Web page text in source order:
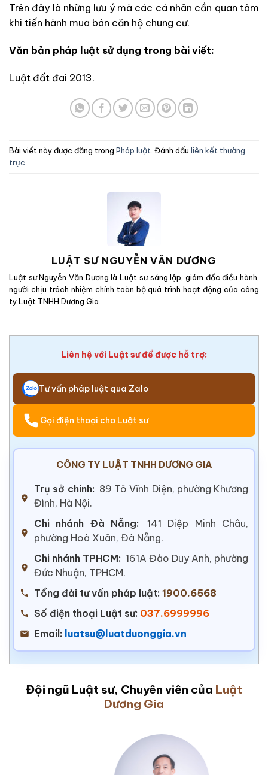
Trên đây là những lưu ý mà các cá nhân cần quan tâm
khi tiến hành mua bán căn hộ chung cư.
Văn bản pháp luật sử dụng trong bài viết:
Luật đất đai 2013.
Bài viết này được đăng trong Pháp luật. Đánh dấu liên kết thường
trực.
LUẬT SƯ NGUYỄN VĂN DƯƠNG
Luật sư Nguyễn Văn Dương là Luật sư sáng lập, giám đốc điều hành,
người chịu trách nhiệm chính toàn bộ quá trình hoạt động của công
ty Luật TNHH Dương Gia.
Liên hệ với Luật sư để được hỗ trợ:
Tư vấn pháp luật qua Zalo
Gọi điện thoại cho Luật sư
CÔNG TY LUẬT TNHH DƯƠNG GIA
Trụ sở chính: 89 Tô Vĩnh Diện, phường Khương
Đình, Hà Nội.
Chi nhánh Đà Nẵng:
141 Diệp Minh Châu,
phường Hoà Xuân, Đà Nẵng.
Chi nhánh TPHCM: 161A Đào Duy Anh, phường
Đức Nhuận, TPHCM.
Tổng đài tư vấn pháp luật: 1900.6568
Số điện thoại Luật sư: 037.6999996
Email: luatsu@luatduonggia.vn
Đội ngũ Luật sư, Chuyên viên của Luật
Dương Gia